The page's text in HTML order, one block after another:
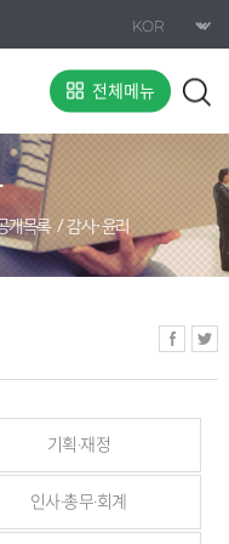
전체메뉴
개목록 감사·윤리
기획·재정
인사·총무·회계